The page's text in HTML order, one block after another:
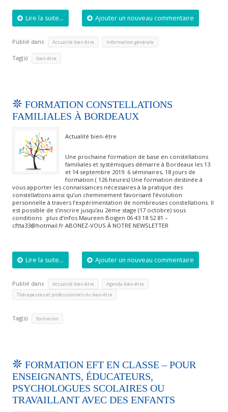
Lire la suite... Ajouter un nouveau commentaire
Publié dans Actualité bien-être Information générale
Tag(s) bien-être
FORMATION CONSTELLATIONS
FAMILIALES À BORDEAUX
Actualité bien-être
Une prochaine formation de base en constellations
familiales et systémiques démarre à Bordeaux les 13
et 14 septembre 2019. 6 séminaires, 18 jours de
formation ( 126 heures) Une formation destinée à
vous apporter les connaissances nécessaires à la pratique des
constellations ainsi qu’un cheminement favorisant l’évolution
personnelle à travers l’expérimentation de nombreuses constellations. Il
est possible de s’inscrire jusqu’au 2ème stage (17 octobre) sous
conditions plus d’infos Maureen Boigen 06 43 18 52 81 –
cftta33@hotmail.fr ABONEZ-VOUS À NOTRE NEWSLETTER
Lire la suite... Ajouter un nouveau commentaire
Publié dans Actualité bien-être Agenda bien-être
Thérapeutes et professionnels du bien-être
Tag(s) formation
FORMATION EFT EN CLASSE – POUR
ENSEIGNANTS, ÉDUCATEURS,
PSYCHOLOGUES SCOLAIRES OU
TRAVAILLANT AVEC DES ENFANTS